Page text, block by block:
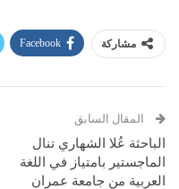
مشاركة Facebook
المقال السابق
الباحثة عُلا الشهاري تنال
الماجستير بامتياز في اللغة
العربية من جامعة عمران